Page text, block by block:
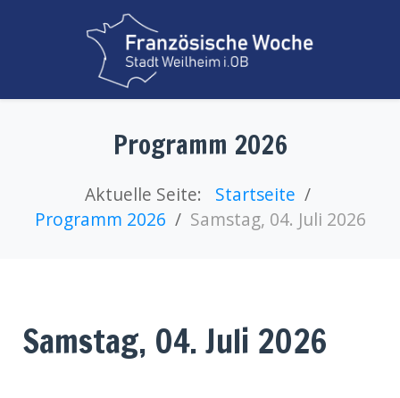
Programm 2026
Aktuelle Seite:
Startseite
Programm 2026
Samstag, 04. Juli 2026
Samstag, 04. Juli 2026